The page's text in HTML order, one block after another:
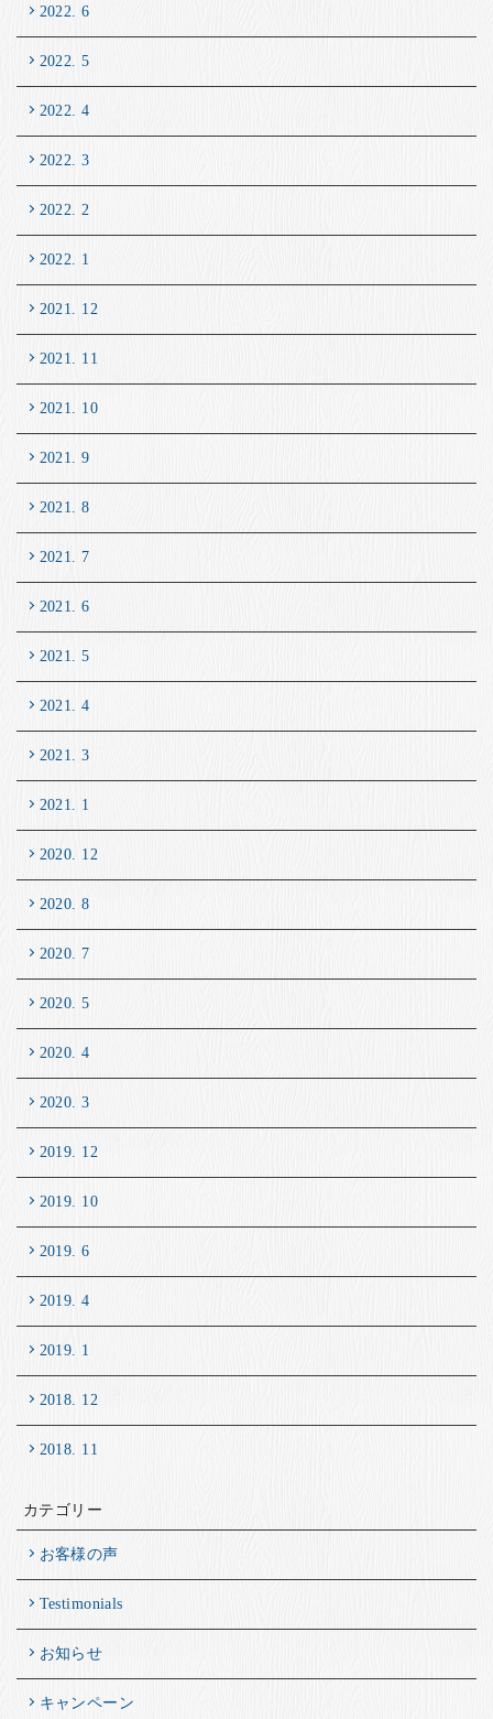
2022. 6
2022. 5
2022. 4
2022. 3
2022. 2
2022. 1
2021. 12
2021. 11
2021. 10
2021. 9
2021. 8
2021. 7
2021. 6
2021. 5
2021. 4
2021. 3
2021. 1
2020. 12
2020. 8
2020. 7
2020. 5
2020. 4
2020. 3
2019. 12
2019. 10
2019. 6
2019. 4
2019. 1
2018. 12
2018. 11
カテゴリー
お客様の声
Testimonials
お知らせ
キャンペーン